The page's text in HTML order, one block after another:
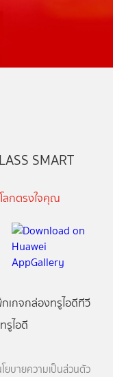
SMART
ลกตรงใจคุณ
เกจกล่องทรูไอดีทีวี
รูไอดี
ยบายความเป็นส่วนตัว